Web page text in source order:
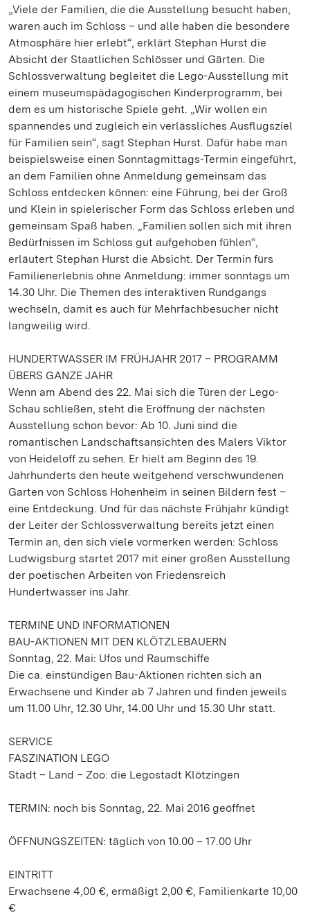
„Viele der Familien, die die Ausstellung besucht haben,
waren auch im Schloss – und alle haben die besondere
Atmosphäre hier erlebt“, erklärt Stephan Hurst die
Absicht der Staatlichen Schlösser und Gärten. Die
Schlossverwaltung begleitet die Lego-Ausstellung mit
einem museumspädagogischen Kinderprogramm, bei
dem es um historische Spiele geht. „Wir wollen ein
spannendes und zugleich ein verlässliches Ausflugsziel
für Familien sein“, sagt Stephan Hurst. Dafür habe man
beispielsweise einen Sonntagmittags-Termin eingeführt,
an dem Familien ohne Anmeldung gemeinsam das
Schloss entdecken können: eine Führung, bei der Groß
und Klein in spielerischer Form das Schloss erleben und
gemeinsam Spaß haben. „Familien sollen sich mit ihren
Bedürfnissen im Schloss gut aufgehoben fühlen“,
erläutert Stephan Hurst die Absicht. Der Termin fürs
Familienerlebnis ohne Anmeldung: immer sonntags um
14.30 Uhr. Die Themen des interaktiven Rundgangs
wechseln, damit es auch für Mehrfachbesucher nicht
langweilig wird.
HUNDERTWASSER IM FRÜHJAHR 2017 – PROGRAMM
ÜBERS GANZE JAHR
Wenn am Abend des 22. Mai sich die Türen der Lego-
Schau schließen, steht die Eröffnung der nächsten
Ausstellung schon bevor: Ab 10. Juni sind die
romantischen Landschaftsansichten des Malers Viktor
von Heideloff zu sehen. Er hielt am Beginn des 19.
Jahrhunderts den heute weitgehend verschwundenen
Garten von Schloss Hohenheim in seinen Bildern fest –
eine Entdeckung. Und für das nächste Frühjahr kündigt
der Leiter der Schlossverwaltung bereits jetzt einen
Termin an, den sich viele vormerken werden: Schloss
Ludwigsburg startet 2017 mit einer großen Ausstellung
der poetischen Arbeiten von Friedensreich
Hundertwasser ins Jahr.
TERMINE UND INFORMATIONEN
BAU-AKTIONEN MIT DEN KLÖTZLEBAUERN
Sonntag, 22. Mai: Ufos und Raumschiffe
Die ca. einstündigen Bau-Aktionen richten sich an
Erwachsene und Kinder ab 7 Jahren und finden jeweils
um 11.00 Uhr, 12.30 Uhr, 14.00 Uhr und 15.30 Uhr statt.
SERVICE
FASZINATION LEGO
Stadt – Land – Zoo: die Legostadt Klötzingen
TERMIN: noch bis Sonntag, 22. Mai 2016 geöffnet
ÖFFNUNGSZEITEN: täglich von 10.00 – 17.00 Uhr
EINTRITT
Erwachsene 4,00 €, ermäßigt 2,00 €, Familienkarte 10,00
€